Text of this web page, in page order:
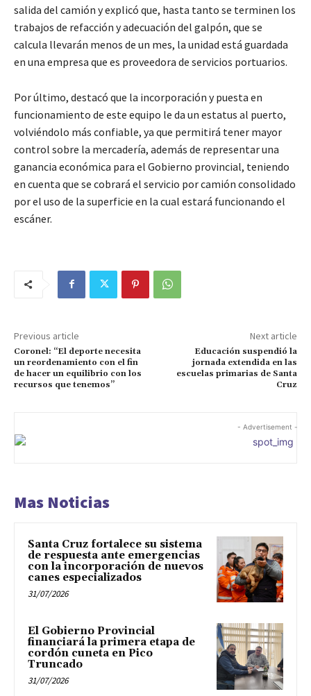
salida del camión y explicó que, hasta tanto se terminen los
trabajos de refacción y adecuación del galpón, que se
calcula llevarán menos de un mes, la unidad está guardada
en una empresa que es proveedora de servicios portuarios.
Por último, destacó que la incorporación y puesta en
funcionamiento de este equipo le da un estatus al puerto,
volviéndolo más confiable, ya que permitirá tener mayor
control sobre la mercadería, además de representar una
ganancia económica para el Gobierno provincial, teniendo
en cuenta que se cobrará el servicio por camión consolidado
por el uso de la superficie en la cual estará funcionando el
escáner.
Previous article
Coronel: “El deporte necesita
un reordenamiento con el fin
de hacer un equilibrio con los
recursos que tenemos”
Next article
Educación suspendió la
jornada extendida en las
escuelas primarias de Santa
Cruz
- Advertisement -
Mas Noticias
Santa Cruz fortalece su sistema
de respuesta ante emergencias
con la incorporación de nuevos
canes especializados
31/07/2026
El Gobierno Provincial
financiará la primera etapa de
cordón cuneta en Pico
Truncado
31/07/2026